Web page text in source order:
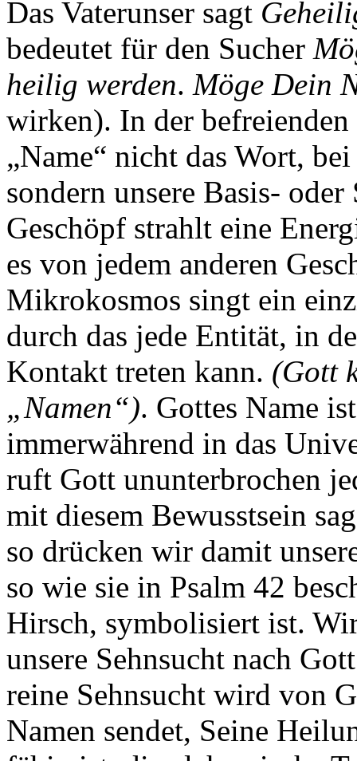
Das Vaterunser sagt
bedeutet für den Sucher
heilig werden. Möge Dein
wirken). In der
„Name“ nicht das Wort,
sondern unsere Basis-
Geschöpf strahlt eine
es von jedem anderen
Mikrokosmos singt ein
durch das jede Entität, in
Kontakt treten kann. (Gott
„Namen“). Gottes Name
immerwährend in das
ruft Gott ununterbrochen
mit diesem Bewusstsein
so drücken wir damit
so wie sie in Psalm 42
Hirsch, symbolisiert ist.
unsere Sehnsucht nach
reine Sehnsucht wird von
Namen sendet, Seine